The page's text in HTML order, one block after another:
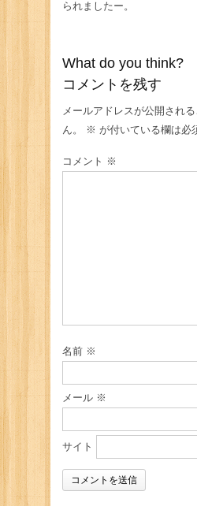
られましたー。
What do you think?
コメントを残す
メールアドレスが公開され
ん。
※ が付いている欄は必
コメント ※
名前 ※
メール ※
サイト